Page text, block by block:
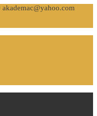
akademac@yahoo.com